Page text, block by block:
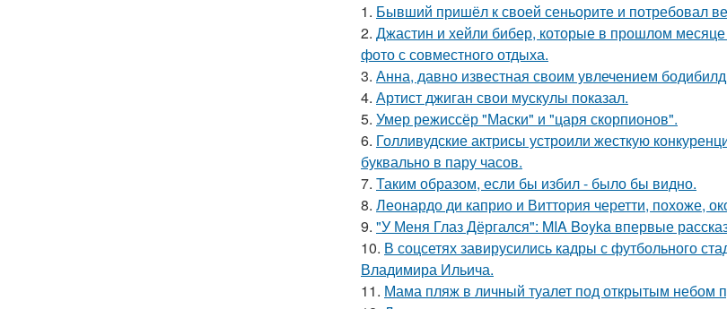
1. Бывший пришёл к своей сеньорите и потребовал
2. Джастин и хейли бибер, которые в прошлом
фото с совместного отдыха.
3. Анна, давно известная своим увлечением
4. Артист джиган свои мускулы показал.
5. Умер режиссёр "Маски" и "царя скорпионов".
6. Голливудские актрисы устроили жесткую
буквально в пару часов.
7. Таким образом, если бы избил - было бы видно.
8. Леонардо ди каприо и Виттория черетти, похоже,
9. "У Меня Глаз Дёргался": MIA Boyka впервые
10. В соцсетях завирусились кадры с футбольного
Владимира Ильича.
11. Мама пляж в личный туалет под открытым небом